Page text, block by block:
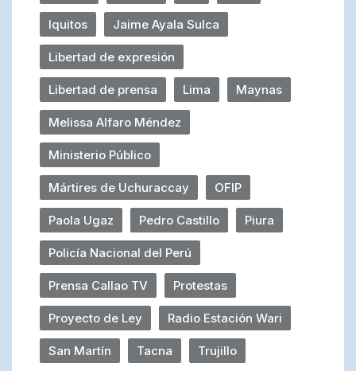
Iquitos Jaime Ayala Sulca
Libertad de expresión
Libertad de prensa Lima Maynas
Melissa Alfaro Méndez
Ministerio Público
Mártires de Uchuraccay OFIP
Paola Ugaz Pedro Castillo Piura
Policía Nacional del Perú
Prensa Callao TV Protestas
Proyecto de Ley Radio Estación Wari
San Martín Tacna Trujillo